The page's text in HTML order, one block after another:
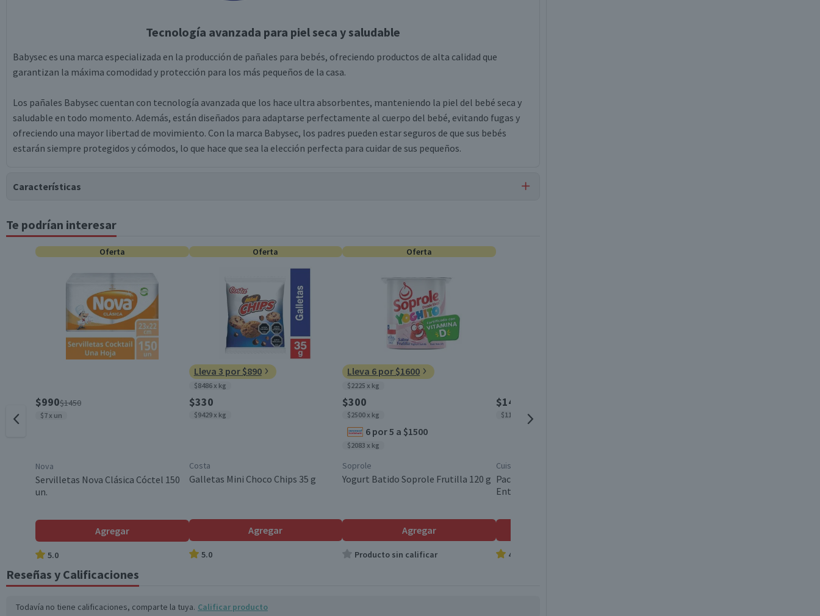
Tecnología avanzada para piel seca y saludable
Babysec es una marca especializada en la producción de pañales para bebés, ofreciendo productos de alta calidad que
garantizan la máxima comodidad y protección para los más pequeños de la casa.
Los pañales Babysec cuentan con tecnología avanzada que los hace ultra absorbentes, manteniendo la piel del bebé seca y
saludable en todo momento. Además, están diseñados para adaptarse perfectamente al cuerpo del bebé, evitando fugas y
ofreciendo una mayor libertad de movimiento. Con la marca Babysec, los padres pueden estar seguros de que sus bebés
estarán siempre protegidos y cómodos, lo que hace que sea la elección perfecta para cuidar de sus pequeños.
Características
Tipo de Producto
Súper absorbente, Celulosa, Polietileno, Tela No Tejida,
Elásticos, Cinta Frontal, Cinta Precombinada, Adhesivos,
Elástico de Cintura, Aroma
Contenido 18 unidades
Envase
Modelo Premium
Talla
Te podrían interesar
Oferta
$990$1450
$7 x un
Nova
Servilletas Nova Clásica Cóctel 150
un.
Agregar
5.0
Oferta
Lleva 3 por $890
$8486 x kg
$330
$9429 x kg
Costa
Galletas Mini Choco Chips 35 g
Agregar
5.0
Oferta
Lleva 6 por $1600
$2225 x kg
$300
$2500 x kg
6 por 5 a $1500
$2083 x kg
Soprole
Yogurt Batido Soprole Frutilla 120 g
Agregar
Producto sin calificar
$14.280
$1190 x lt
Cuisine & Co
Pack 12 un. Leche Cuisine & Co
Entera 1 L
4.9
Reseñas y Calificaciones
Todavía no tiene calificaciones, comparte la tuya. Calificar producto